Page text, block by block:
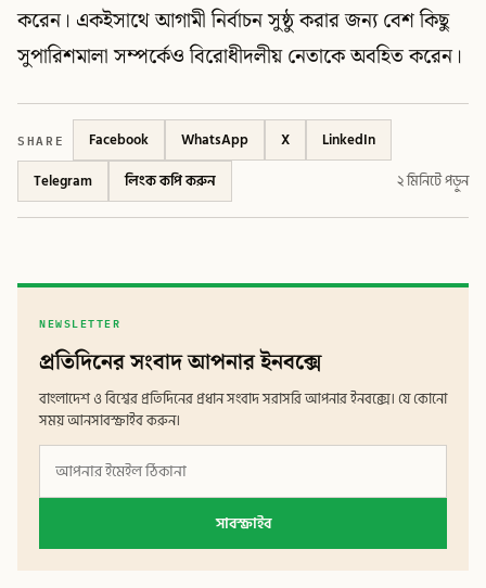
করেন। একইসাথে আগামী নির্বাচন সুষ্ঠু করার জন্য বেশ কিছু
সুপারিশমালা সম্পর্কেও বিরোধীদলীয় নেতাকে অবহিত করেন।
SHARE Facebook WhatsApp X
LinkedIn
Telegram
লিংক কপি করুন ২ মিনিটে পড়ুন
NEWSLETTER
প্রতিদিনের সংবাদ আপনার ইনবক্সে
বাংলাদেশ ও বিশ্বের প্রতিদিনের প্রধান সংবাদ সরাসরি আপনার ইনবক্সে। যে কোনো
সময় আনসাবস্ক্রাইব করুন।
সাবস্ক্রাইব